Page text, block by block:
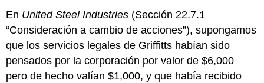
En United Steel Industries (Sección 22.7.1
“Consideración a cambio de acciones”), supongamos
que los servicios legales de Griffitts habían sido
pensados por la corporación por valor de $6,000
pero de hecho valían $1,000, y que había recibido